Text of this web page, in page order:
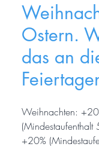
Ostern.
das an
Weihnachten:
(Mindestaufenthalt
+20%